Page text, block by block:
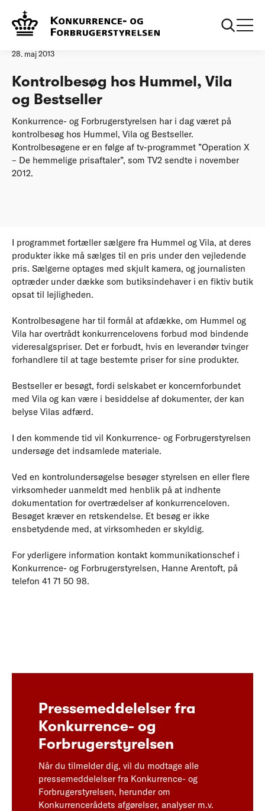
Forside
28. maj 2013
Kontrolbesøg hos Hummel, Vila
og Bestseller
Konkurrence- og Forbrugerstyrelsen har i dag været på
kontrolbesøg hos Hummel, Vila og Bestseller.
Kontrolbesøgene er en følge af tv-programmet ”Operation X
– De hemmelige prisaftaler”, som TV2 sendte i november
2012.
I programmet fortæller sælgere fra Hummel og Vila, at deres
produkter ikke må sælges til en pris under den vejledende
pris. Sælgerne optages med skjult kamera, og journalisten
optræder under dække som butiksindehaver i en fiktiv butik
opsat til lejligheden.
Kontrolbesøgene har til formål at afdække, om Hummel og
Vila har overtrådt konkurrencelovens forbud mod bindende
videresalgspriser. Det er forbudt, hvis en leverandør tvinger
forhandlere til at tage bestemte priser for sine produkter.
Bestseller er besøgt, fordi selskabet er koncernforbundet
med Vila og kan være i besiddelse af dokumenter, der kan
belyse Vilas adfærd.
I den kommende tid vil Konkurrence- og Forbrugerstyrelsen
undersøge det indsamlede materiale.
Ved en kontrolundersøgelse besøger styrelsen en eller flere
virksomheder uanmeldt med henblik på at indhente
dokumentation for overtrædelser af konkurrenceloven.
Besøget kræver en retskendelse. Et besøg er ikke
ensbetydende med, at virksomheden er skyldig.
For yderligere information kontakt kommunikationschef i
Konkurrence- og Forbrugerstyrelsen, Hanne Arentoft, på
telefon 41 71 50 98.
Pressemeddelelser fra
Konkurrence- og
Forbrugerstyrelsen
Når du tilmelder dig, vil du modtage alle
pressemeddelelser fra Konkurrence- og
Forbrugerstyrelsen, herunder om
Konkurrencerådets afgørelser, analyser m.v.